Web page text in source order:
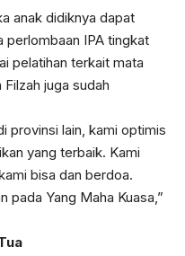
anak didiknya dapat
perlombaan IPA tingkat
pelatihan terkait mata
juga sudah
provinsi lain, kami optimis
yang terbaik. Kami
bisa dan berdoa.
pada Yang Maha Kuasa,”